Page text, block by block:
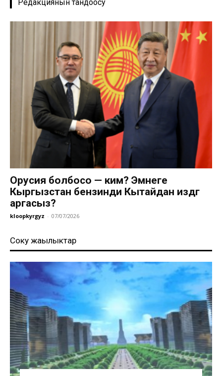
Редакциянын тандоосу
Орусия болбосо — ким? Эмнеге
Кыргызстан бензинди Кытайдан издөөгө
аргасыз?
kloopkyrgyz - 07/07/2026
Соңку жаңылыктар